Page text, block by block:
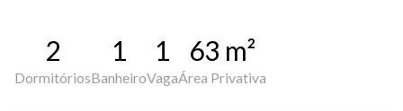
2
Dormitórios
1
Banheiro
1
Vaga
63 m²
Área Privativa